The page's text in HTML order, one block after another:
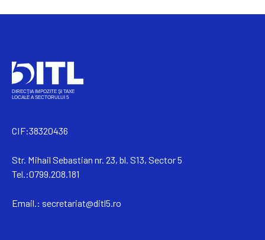
CIF:38320436
Str. Mihail Sebastian nr. 23, bl. S13, Sector 5
Tel.:0799.208.181
Email.: secretariat@ditl5.ro